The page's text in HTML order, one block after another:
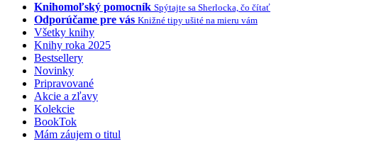
Knihomoľský pomocník Spýtajte sa Sherlocka, čo čítať
Odporúčame pre vás Knižné tipy ušité na mieru vám
Všetky knihy
Knihy roka 2025
Bestsellery
Novinky
Pripravované
Akcie a zľavy
Kolekcie
BookTok
Mám záujem o titul